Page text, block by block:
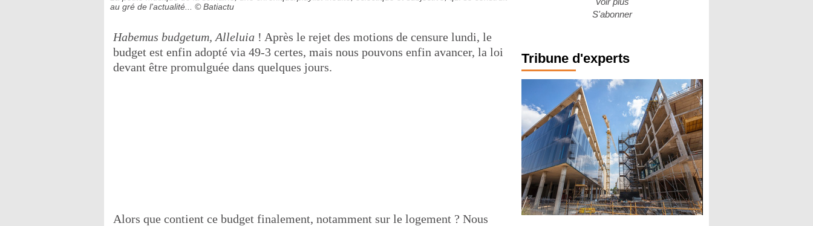
au gré de l'actualité... © Batiactu
Habemus budgetum, Alleluia ! Après le rejet des motions de censure lundi, le
budget est enfin adopté via 49-3 certes, mais nous pouvons enfin avancer, la loi
devant être promulguée dans quelques jours.
Alors que contient ce budget finalement, notamment sur le logement ? Nous
S'abonner
Tribune d'experts